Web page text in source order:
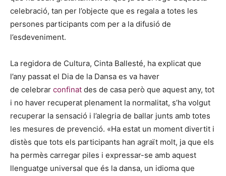
celebració, tan per l’objecte que es regala a totes les
persones participants com per a la difusió de
l’esdeveniment.
La regidora de Cultura, Cinta Ballesté, ha explicat que
l’any passat el Dia de la Dansa es va haver
de celebrar confinat des de casa però que aquest any, tot
i no haver recuperat plenament la normalitat, s’ha volgut
recuperar la sensació i l’alegria de ballar junts amb totes
les mesures de prevenció. «Ha estat un moment divertit i
distès que tots els participants han agraït molt, ja que els
ha permès carregar piles i expressar-se amb aquest
llenguatge universal que és la dansa, un idioma que